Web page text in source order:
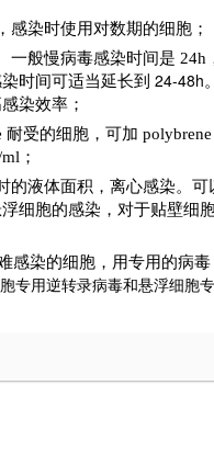
感染时使用对数期的细胞；
一般慢病毒感染时间是 24h
染时间可适当延长到 24-48h
染效率；
耐受的细胞，可加 polybrene
；
的液体面积，离心感染。可
细胞的感染，对于贴壁细
感染的细胞，用专用的病毒
胞专用逆转录病毒和悬浮细胞